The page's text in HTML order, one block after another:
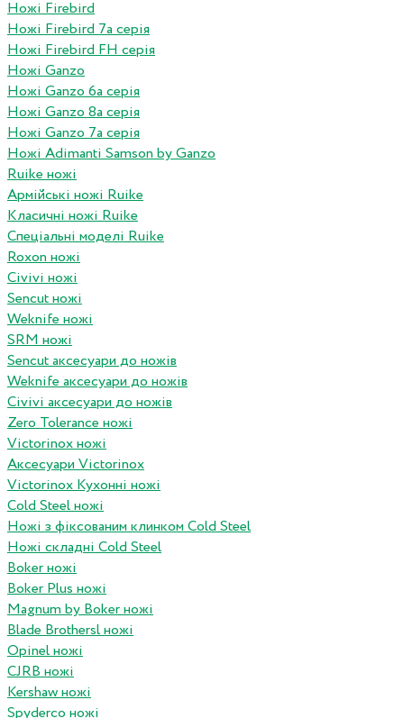
Ножі Firebird
Ножі Firebird 7а серія
Ножі Firebird FH серія
Ножі Ganzo
Ножі Ganzo 6а серія
Ножі Ganzo 8а серія
Ножі Ganzo 7а серія
Ножі Adimanti Samson by Ganzo
Ruike ножі
Армійські ножі Ruike
Класичні ножі Ruike
Спеціальні моделі Ruike
Roxon ножi
Civivi ножі
Sencut ножі
Weknife ножі
SRM ножі
Sencut аксесуари до ножів
Weknife аксесуари до ножів
Civivi аксесуари до ножів
Zero Tolerance ножі
Victorinox ножі
Аксесуари Victorinox
Victorinox Кухонні ножі
Cold Steel ножі
Ножі з фіксованим клинком Cold Steel
Ножі складні Cold Steel
Boker ножі
Boker Plus ножі
Magnum by Boker ножі
Blade Brothersl ножі
Opinel ножі
CJRB ножі
Kershaw ножі
Spyderco ножі